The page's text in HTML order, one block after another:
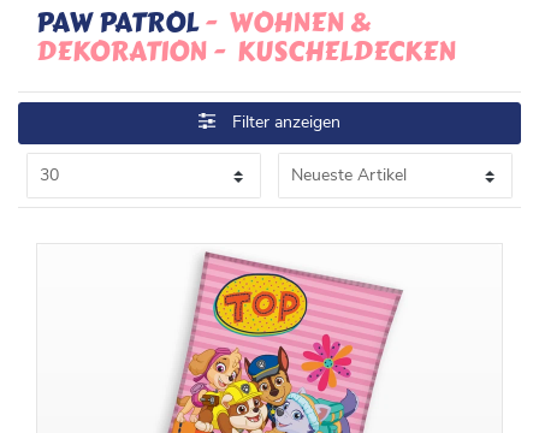
PAW PATROL WOHNEN &
DEKORATION KUSCHELDECKEN
Filter anzeigen
S